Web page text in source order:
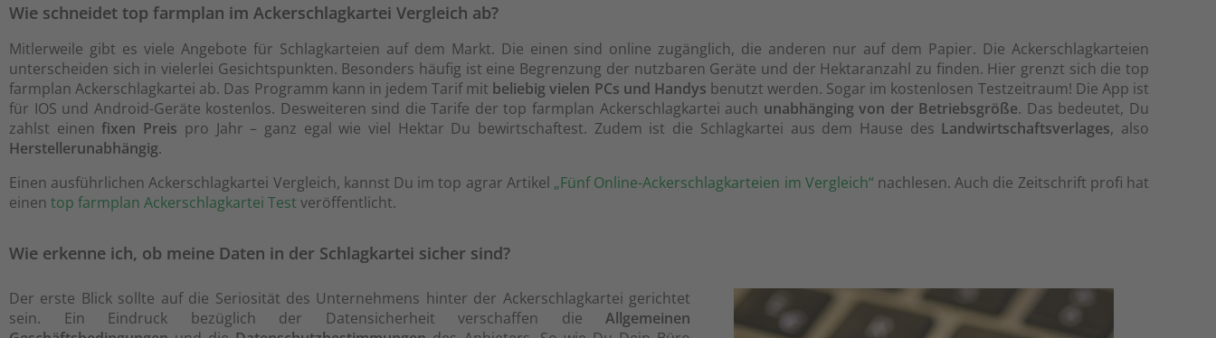
Wie schneidet top farmplan im Ackerschlagkartei Vergleich ab?
Mitlerweile gibt es viele Angebote für Schlagkarteien auf dem Markt. Die einen sind online zugänglich, die anderen nur auf dem Papier. Die Ackerschlagkarteien
unterscheiden sich in vielerlei Gesichtspunkten. Besonders häufig ist eine Begrenzung der nutzbaren Geräte und der Hektaranzahl zu finden. Hier grenzt sich die top
farmplan Ackerschlagkartei ab. Das Programm kann in jedem Tarif mit beliebig vielen PCs und Handys benutzt werden. Sogar im kostenlosen Testzeitraum! Die App ist
für IOS und Android-Geräte kostenlos. Desweiteren sind die Tarife der top farmplan Ackerschlagkartei auch unabhänging von der Betriebsgröße. Das bedeutet, Du
zahlst einenfixen Preis pro Jahr – ganz egal wie viel Hektar Du bewirtschaftest. Zudem ist die Schlagkartei aus dem Hause des Landwirtschaftsverlages, also
Herstellerunabhängig.
Einen ausführlichen Ackerschlagkartei Vergleich, kannst Du im top agrar Artikel „Fünf Online-Ackerschlagkarteien im Vergleich“ nachlesen. Auch die Zeitschrift profi hat
einen top farmplan Ackerschlagkartei Test veröffentlicht.
Wie erkenne ich, ob meine Daten in der Schlagkartei sicher sind?
Der erste Blick sollte auf die Seriosität des Unternehmens hinter der Ackerschlagkartei gerichtet
sein. Ein Eindruck bezüglich der Datensicherheit verschaffen die Allgemeinen